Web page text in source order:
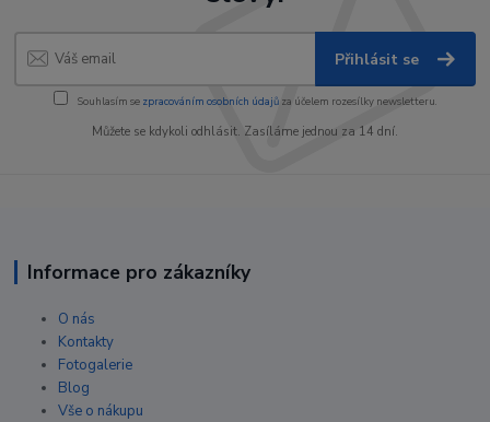
Přihlásit se
Souhlasím se zpracováním osobních údajůza účelem rozesílky newsletteru.
Můžete se kdykoli odhlásit. Zasíláme jednou za 14 dní.
Informace pro zákazníky
O nás
Kontakty
Fotogalerie
Blog
Vše o nákupu